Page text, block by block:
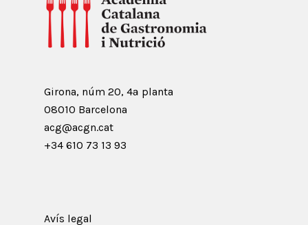
Girona, núm 20, 4ª planta
08010 Barcelona
acg@acgn.cat
+34 610 73 13 93
Avís legal